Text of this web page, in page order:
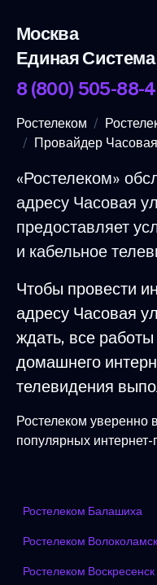
Москва
Единая
8 (800) 505-88-
Ростелеком
Провайдер
«Ростелеком»
адресу Часовая
предоставляет
и кабельное
Чтобы провести
адресу Часовая
ждать, все
домашнего
телевидения
Ростелеком уверенно
популярных
Ростелеком Балашиха
Ростелеком Волоколамск
Ростелеком Воскресенск